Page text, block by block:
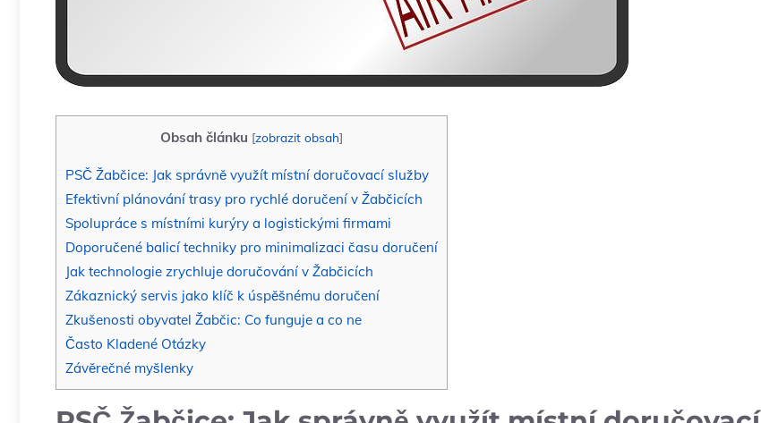
Obsah článku [zobrazit obsah]
PSČ Žabčice: Jak správně využít místní doručovací služby
Efektivní plánování trasy pro rychlé doručení v Žabčicích
Spolupráce s místními kurýry a logistickými firmami
Doporučené balicí techniky pro minimalizaci času doručení
Jak technologie zrychluje doručování v Žabčicích
Zákaznický servis jako klíč k úspěšnému doručení
Zkušenosti obyvatel Žabčic: Co funguje a co ne
Často Kladené Otázky
Závěrečné myšlenky